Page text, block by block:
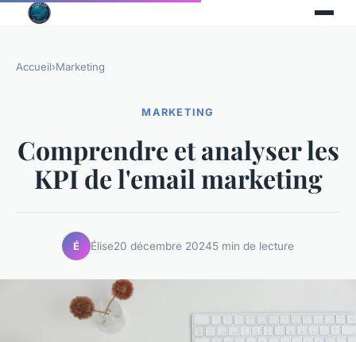
Accueil›Marketing
MARKETING
Comprendre et analyser les
KPI de l'email marketing
É Élise20 décembre 20245 min de lecture